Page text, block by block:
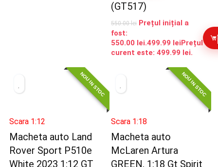
(GT517)
550.00lei Prețul inițial a
fost:
550.00 lei.499.99 leiPrețul
curent este: 499.99 lei.
NOU IN STOC
Scara 1:12
Macheta auto Land
Rover Sport P510e
White 2023 1:12 GT
NOU IN STOC
Scara 1:18
Macheta auto
McLaren Artura
GREEN, 1:18 Gt Spirit